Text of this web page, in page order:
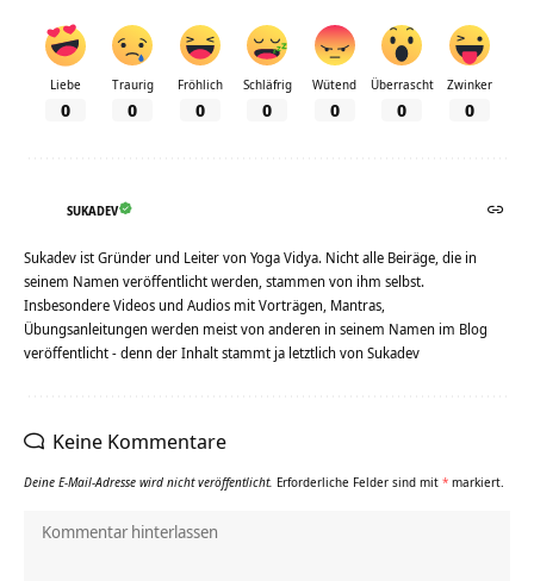
Liebe
0
Traurig
0
Fröhlich
0
Schläfrig
0
Wütend
0
Überrascht
0
Zwinker
0
SUKADEV
Sukadev ist Gründer und Leiter von Yoga Vidya. Nicht alle Beiräge, die in
seinem Namen veröffentlicht werden, stammen von ihm selbst.
Insbesondere Videos und Audios mit Vorträgen, Mantras,
Übungsanleitungen werden meist von anderen in seinem Namen im Blog
veröffentlicht - denn der Inhalt stammt ja letztlich von Sukadev
Keine Kommentare
Deine E-Mail-Adresse wird nicht veröffentlicht. Erforderliche Felder sind mit * markiert.